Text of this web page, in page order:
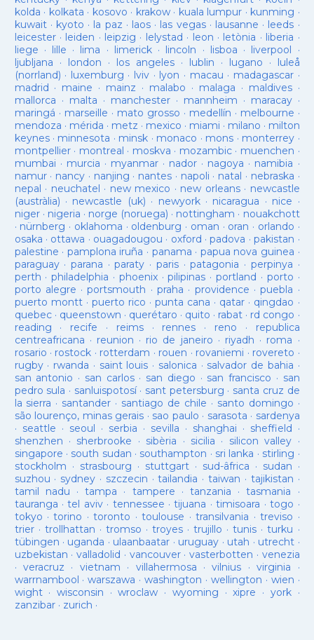
kolda · kolkata · kosovo · krakow· kuala lumpur · kunming ·
kuwait· kyoto · la paz · laos· las vegas· lausanne · leeds ·
leicester· leiden · leipzig · lelystad · leon · letònia · liberia ·
liege · lille · lima · limerick· lincoln · lisboa · liverpool ·
ljubljana · london · los angeles· lublin · lugano · luleå
(norrland) · luxemburg · lviv · lyon · macau · madagascar·
madrid · maine · mainz · malabo · malaga · maldives·
mallorca · malta · manchester· mannheim · maracay·
maringá · marseille · mato grosso · medellín · melbourne ·
mendoza · mérida · metz · mexico · miami · milano · milton
keynes· minnesota · minsk · monaco · mons · monterrey ·
montpellier· montreal · moskva · mozambic· muenchen ·
mumbai · murcia · myanmar· nador · nagoya · namibia ·
namur· nancy · nanjing · nantes · napoli · natal · nebraska ·
nepal · neuchatel · new mexico · new orleans· newcastle
(austràlia) · newcastle (uk) · newyork· nicaragua · nice ·
niger· nigeria · norge (noruega) · nottingham · nouakchott
· nürnberg · oklahoma · oldenburg · oman · oran · orlando ·
osaka · ottawa · ouagadougou · oxford ·padova ·pakistan ·
palestine · pamplona iruña · panama · papua nova guinea ·
paraguay· parana ·paraty · paris·patagonia · perpinya ·
perth ·philadelphia · phoenix·pilipinas ·portland · porto ·
porto alegre ·portsmouth ·praha · providence ·puebla ·
puerto montt· puerto rico ·punta cana · qatar · qingdao ·
quebec· queenstown · querétaro · quito · rabat · rd congo ·
reading · recife · reims· rennes · reno · republica
centreafricana · reunion · rio de janeiro · riyadh · roma ·
rosario · rostock · rotterdam · rouen · rovaniemi · rovereto ·
rugby· rwanda · saint louis · salonica · salvador de bahia ·
san antonio · san carlos· san diego · san francisco · san
pedro sula · sanluispotosí· sant petersburg · santa cruz de
la sierra · santander · santiago de chile · santo domingo ·
são lourenço, minas gerais · sao paulo · sarasota · sardenya
· seattle · seoul · serbia · sevilla · shanghai · sheffield ·
shenzhen · sherbrooke · sibèria · sicilia · silicon valley ·
singapore · south sudan · southampton · sri lanka · stirling ·
stockholm · strasbourg · stuttgart· sud-âfrica · sudan ·
suzhou · sydney · szczecin ·tailandia ·taiwan · tajikistan ·
tamil nadu ·tampa · tampere · tanzania ·tasmania ·
tauranga ·tel aviv· tennessee ·tijuana ·timisoara ·togo ·
tokyo ·torino ·toronto ·toulouse ·transilvania ·treviso ·
trier· trollhattan · tromso · troyes·trujillo ·tunis ·turku ·
tübingen · uganda · ulaanbaatar · uruguay · utah · utrecht ·
uzbekistan · valladolid · vancouver· vasterbotten · venezia
· veracruz · vietnam · villahermosa ·vilnius ·virginia ·
warrnambool ·warszawa ·washington · wellington · wien ·
wight· wisconsin ·wroclaw · wyoming ·xipre · york·
zanzibar· zurich ·